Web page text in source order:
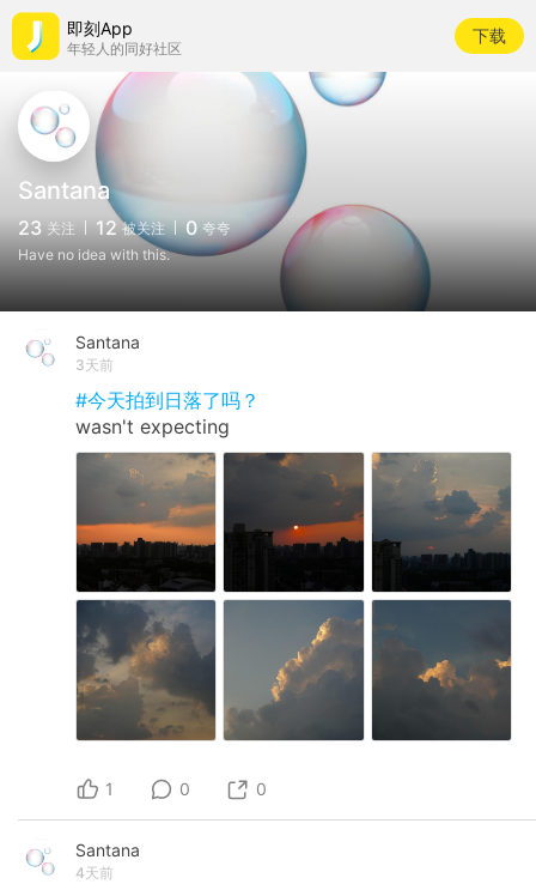
即刻App
年轻人的同好社区
下载
Santana
23 关注 12 被关注 0 夸夸
Have no idea with this.
Santana
3天前
#今天拍到日落了吗？
wasn't expecting
1 0 0
Santana
4天前